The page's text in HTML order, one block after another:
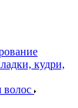
кудри,
волос